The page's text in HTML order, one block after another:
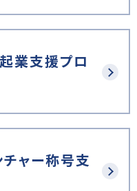
業支援プロ
ャー称号支